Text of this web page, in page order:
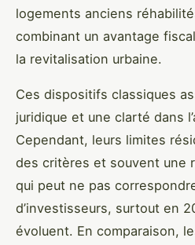
logements anciens
combinant un avantage
la revitalisation urbaine.
Ces dispositifs classiques
juridique et une clarté dans
Cependant, leurs limites
des critères et souvent une
qui peut ne pas
d’investisseurs, surtout en
évoluent. En comparaison,